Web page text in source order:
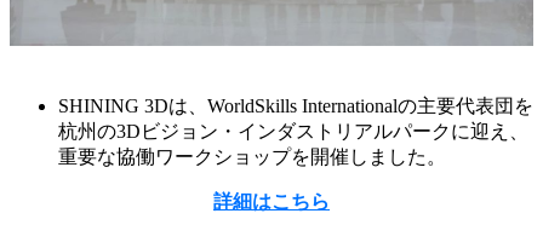
SHINING 3Dは、WorldSkills Internationalの主要代表団を
杭州の3Dビジョン・インダストリアルパークに迎え、
重要な協働ワークショップを開催しました。
詳細はこちら